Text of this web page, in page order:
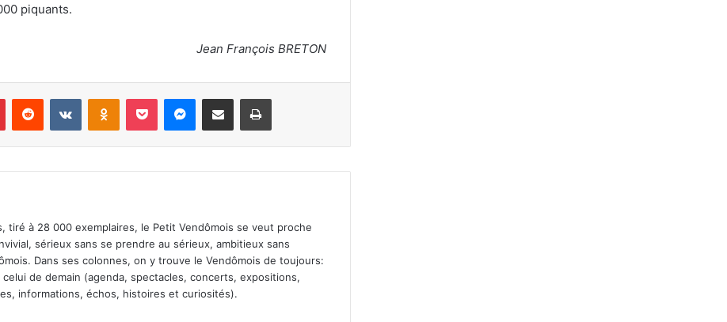
piquants.
Jean François BRETON
tiré à 28 000 exemplaires, le Petit Vendômois se veut proche
sérieux sans se prendre au sérieux, ambitieux sans
Dans ses colonnes, on y trouve le Vendômois de toujours:
celui de demain (agenda, spectacles, concerts, expositions,
informations, échos, histoires et curiosités).